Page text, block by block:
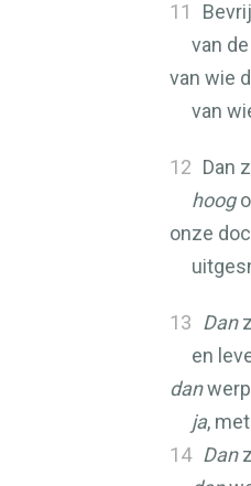
11
van
van wie
van
12 Dan
hoog
onze
13 Dan
en
dan
ja,
14 Dan